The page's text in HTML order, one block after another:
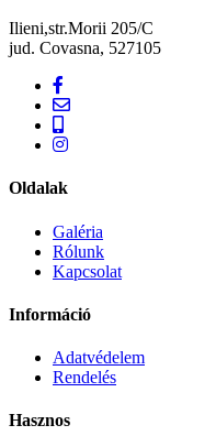
Ilieni,str.Morii 205/C
jud. Covasna, 527105
Oldalak
Galéria
Rólunk
Kapcsolat
Információ
Adatvédelem
Rendelés
Hasznos